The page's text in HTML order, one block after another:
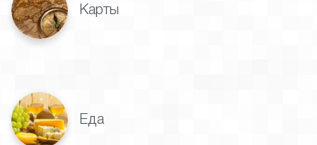
Карты
Еда